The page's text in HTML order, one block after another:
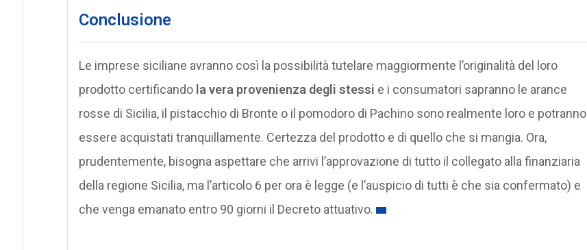
Conclusione
Le imprese siciliane avranno così la possibilità tutelare maggiormente l’originalità del loro
prodotto certificando la vera provenienza degli stessi e i consumatori sapranno le arance
rosse di Sicilia, il pistacchio di Bronte o il pomodoro di Pachino sono realmente loro e potranno
essere acquistati tranquillamente. Certezza del prodotto e di quello che si mangia. Ora,
prudentemente, bisogna aspettare che arrivi l’approvazione di tutto il collegato alla finanziaria
della regione Sicilia, ma l’articolo 6 per ora è legge (e l’auspicio di tutti è che sia confermato) e
che venga emanato entro 90 giorni il Decreto attuativo.